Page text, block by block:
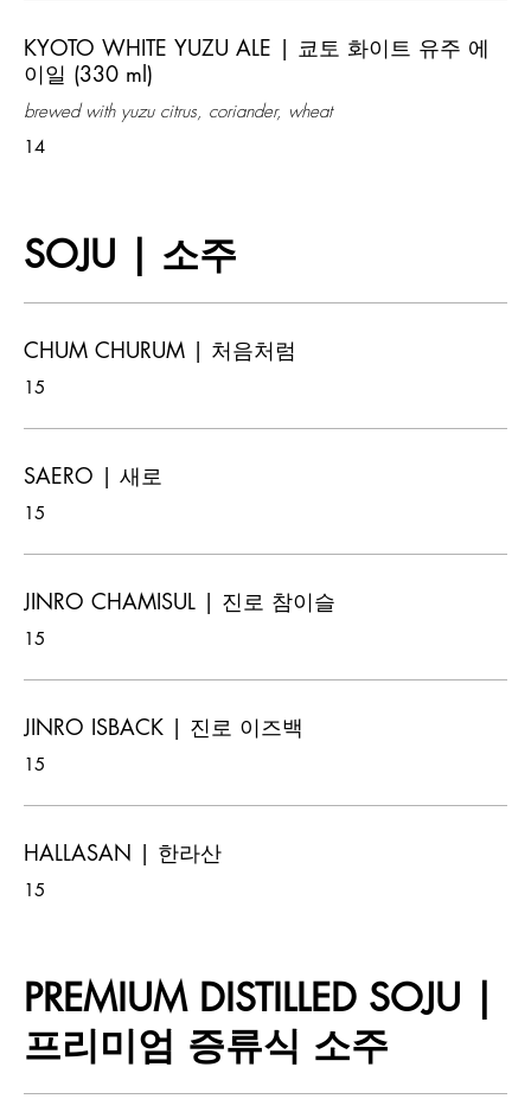
KYOTO WHITE YUZU ALE | 쿄토 화이트 유주 에
이일 (330 ml)
brewed with yuzu citrus, coriander, wheat
14
SOJU | 소주
CHUM CHURUM | 처음처럼
15
SAERO | 새로
15
JINRO CHAMISUL | 진로 참이슬
15
JINRO ISBACK | 진로 이즈백
15
HALLASAN | 한라산
15
PREMIUM DISTILLED SOJU |
프리미엄 증류식 소주